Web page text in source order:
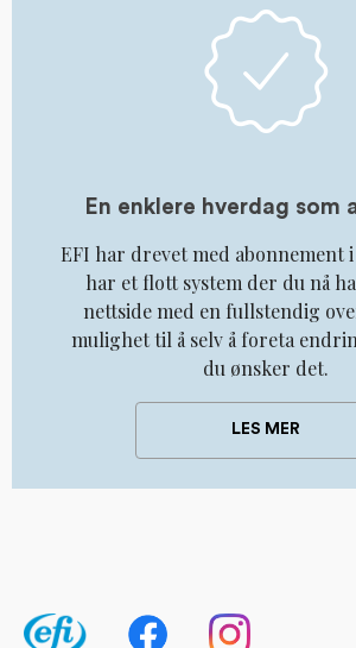
En enklere hverdag som
EFI har drevet med abonnement
har et flott system der du nå
nettside med en fullstendig
mulighet til å selv å foreta
du ønsker det.
LES MER